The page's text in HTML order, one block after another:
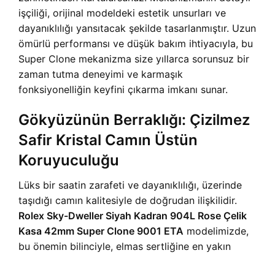
işçiliği, orijinal modeldeki estetik unsurları ve
dayanıklılığı yansıtacak şekilde tasarlanmıştır. Uzun
ömürlü performansı ve düşük bakım ihtiyacıyla, bu
Super Clone mekanizma size yıllarca sorunsuz bir
zaman tutma deneyimi ve karmaşık
fonksiyonelliğin keyfini çıkarma imkanı sunar.
Gökyüzünün Berraklığı: Çizilmez
Safir Kristal Camın Üstün
Koruyuculuğu
Lüks bir saatin zarafeti ve dayanıklılığı, üzerinde
taşıdığı camın kalitesiyle de doğrudan ilişkilidir.
Rolex Sky-Dweller Siyah Kadran 904L Rose Çelik
Kasa 42mm Super Clone 9001 ETA modelimizde,
bu önemin bilinciyle, elmas sertliğine en yakın